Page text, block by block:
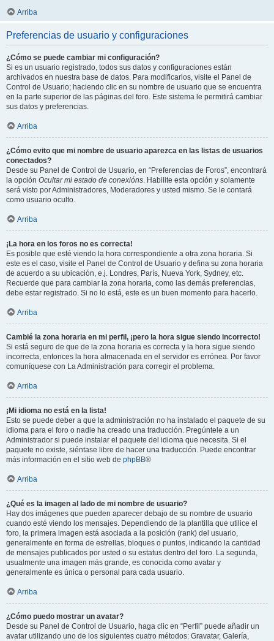
Arriba
Preferencias de usuario y configuraciones
¿Cómo se puede cambiar mi configuración?
Si es un usuario registrado, todos sus datos y configuraciones están
archivados en nuestra base de datos. Para modificarlos, visite el Panel de
Control de Usuario; haciendo clic en su nombre de usuario que se encuentra
en la parte superior de las páginas del foro. Este sistema le permitirá cambiar
sus datos y preferencias.
Arriba
¿Cómo evito que mi nombre de usuario aparezca en las listas de usuarios
conectados?
Desde su Panel de Control de Usuario, en “Preferencias de Foros”, encontrará
la opción Ocultar mi estado de conexións. Habilite esta opción y solamente
será visto por Administradores, Moderadores y usted mismo. Se le contará
como usuario oculto.
Arriba
¡La hora en los foros no es correcta!
Es posible que esté viendo la hora correspondiente a otra zona horaria. Si
este es el caso, visite el Panel de Control de Usuario y defina su zona horaria
de acuerdo a su ubicación, e.j. Londres, París, Nueva York, Sydney, etc.
Recuerde que para cambiar la zona horaria, como las demás preferencias,
debe estar registrado. Si no lo está, este es un buen momento para hacerlo.
Arriba
Cambié la zona horaria en mi perfil, ¡pero la hora sigue siendo incorrecto!
Si está seguro de que de la zona horaria es correcta y la hora sigue siendo
incorrecta, entonces la hora almacenada en el servidor es errónea. Por favor
comuníquese con La Administración para corregir el problema.
Arriba
¡Mi idioma no está en la lista!
Esto se puede deber a que la administración no ha instalado el paquete de su
idioma para el foro o nadie ha creado una traducción. Pregúntele a un
Administrador si puede instalar el paquete del idioma que necesita. Si el
paquete no existe, siéntase libre de hacer una traducción. Puede encontrar
más información en el sitio web de phpBB®
Arriba
¿Qué es la imagen al lado de mi nombre de usuario?
Hay dos imágenes que pueden aparecer debajo de su nombre de usuario
cuando esté viendo los mensajes. Dependiendo de la plantilla que utilice el
foro, la primera imagen está asociada a la posición (rank) del usuario,
generalmente en forma de estrellas, bloques o puntos, indicando la cantidad
de mensajes publicados por usted o su estatus dentro del foro. La segunda,
usualmente una imagen más grande, es conocida como avatar y
generalmente es única o personal para cada usuario.
Arriba
¿Cómo puedo mostrar un avatar?
Desde su Panel de Control de Usuario, haga clic en “Perfil” puede añadir un
avatar utilizando uno de los siguientes cuatro métodos: Gravatar, Galería,